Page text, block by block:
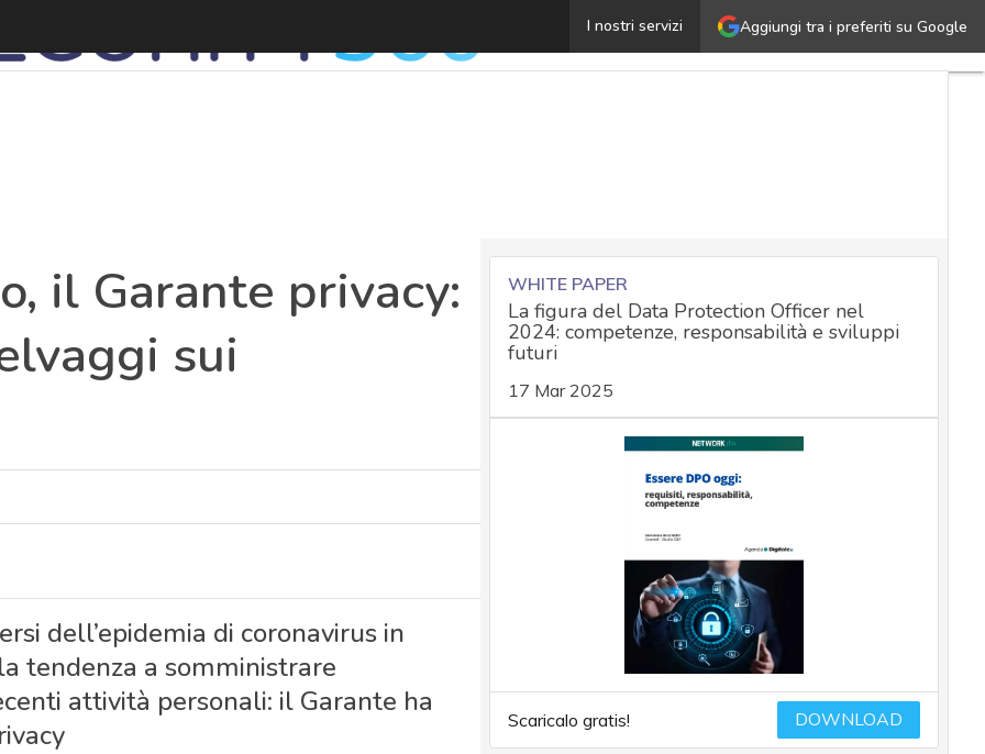
Aggiungi tra i preferiti su Google
I nostri servizi
Coronavirus e lavoro, il Garante privacy: “No a
il Garante privacy:
sui
dell’epidemia di coronavirus in
tendenza a somministrare
attività personali: il Garante ha
WHITE PAPER
La figura del Data Protection Officer nel
2024: competenze, responsabilità e sviluppi
futuri
17 Mar 2025
Scaricalo gratis! DOWNLOAD